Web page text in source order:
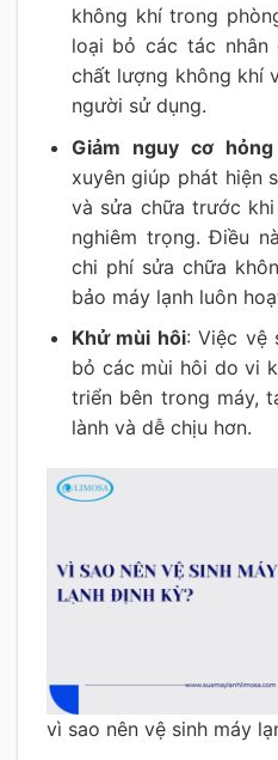
không khí trong
loại bỏ các tác nhân
chất lượng không khí
người sử dụng.
Giảm nguy cơ
xuyên giúp phát hiện
và sửa chữa trước
nghiêm trọng. Điều
chi phí sửa chữa
bảo máy lạnh luôn
Khử mùi hôi: Việc vệ
bỏ các mùi hôi do vi
triển bên trong máy,
lành và dễ chịu hơn.
vì sao nên vệ sinh máy